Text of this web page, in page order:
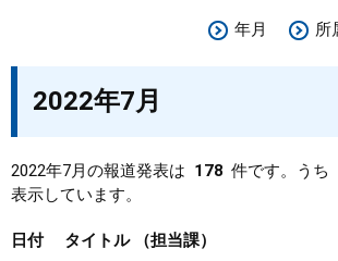
くらし・環境
教育・文化・スポーツ
しごと・産業・観光
年月
所
2022年7月
2022年7月の報道発表は 178 件です。うち
表示しています。
日付 タイトル 担当課